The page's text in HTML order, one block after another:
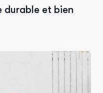
durable et bien